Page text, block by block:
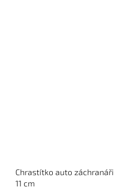
Chrastítko auto záchranáři
11 cm